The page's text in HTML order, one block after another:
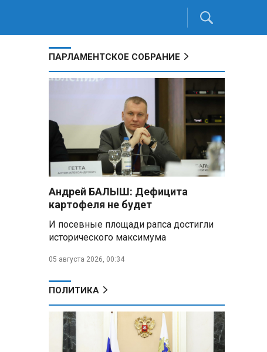
ПАРЛАМЕНТСКОЕ СОБРАНИЕ
Андрей БАЛЫШ: Дефицита
картофеля не будет
И посевные площади рапса достигли
исторического максимума
05 августа 2026, 00:34
ПОЛИТИКА